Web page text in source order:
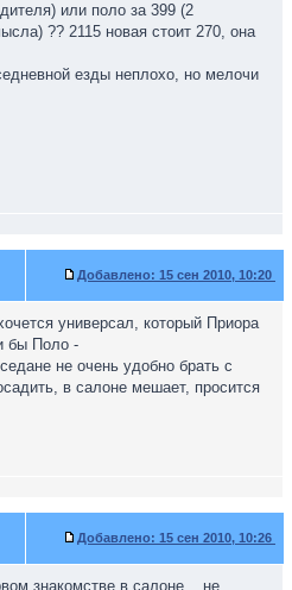
или поло за 399 (2
?? 2115 новая стоит 270, она
езды неплохо, но мелочи
Добавлено: 15 сен 2010, 10:20
универсал, который Приора
бы Поло -
не очень удобно брать с
в салоне мешает, просится
Добавлено: 15 сен 2010, 10:26
знакомстве в салоне .. не